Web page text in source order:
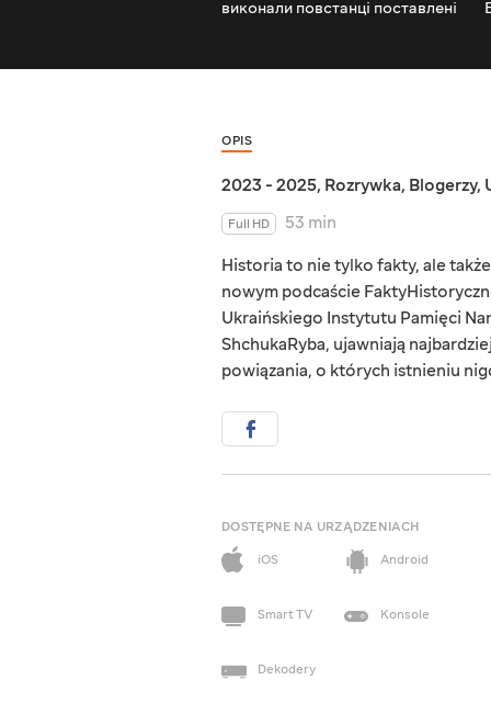
виконали повстанці поставлені
OPIS
2023 - 2025, Rozrywka, Blogerzy,
Full HD
53 min
Historia to nie tylko fakty, ale
nowym podcaście
Ukraińskiego Instytutu Pamięci
ShchukaRyba, ujawniają
powiązania, o których istnieniu
DOSTĘPNE NA URZĄDZENIACH
iOS
Android
Smart TV Konsole
Dekodery